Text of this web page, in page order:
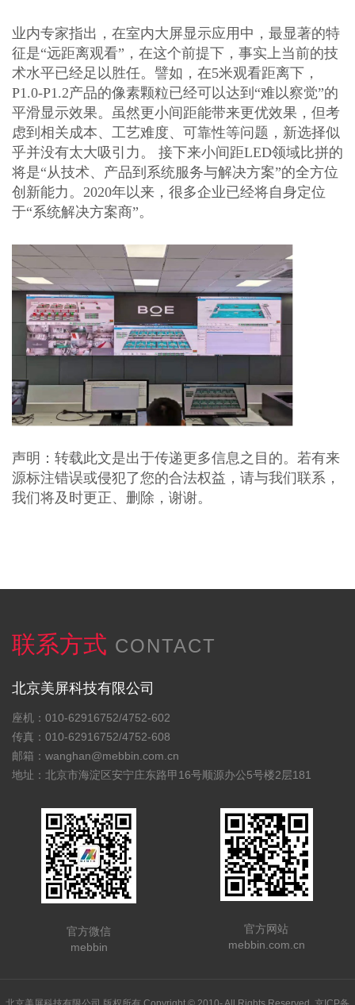
业内专家指出，在室内大屏显示应用中，最显著的特
征是“远距离观看”，在这个前提下，事实上当前的技
术水平已经足以胜任。譬如，在5米观看距离下，
P1.0-P1.2产品的像素颗粒已经可以达到“难以察觉”的
平滑显示效果。虽然更小间距能带来更优效果，但考
虑到相关成本、工艺难度、可靠性等问题，新选择似
乎并没有太大吸引力。 接下来小间距LED领域比拼的
将是“从技术、产品到系统服务与解决方案”的全方位
创新能力。2020年以来，很多企业已经将自身定位
于“系统解决方案商”。
声明：转载此文是出于传递更多信息之目的。若有来
源标注错误或侵犯了您的合法权益，请与我们联系，
我们将及时更正、删除，谢谢。
联系方式 CONTACT
北京美屏科技有限公司
座机：010-62916752/4752-602
传真：010-62916752/4752-608
邮箱：wanghan@mebbin.com.cn
地址：北京市海淀区安宁庄东路甲16号顺源办公5号楼2层181
官方微信
mebbin
官方网站
mebbin.com.cn